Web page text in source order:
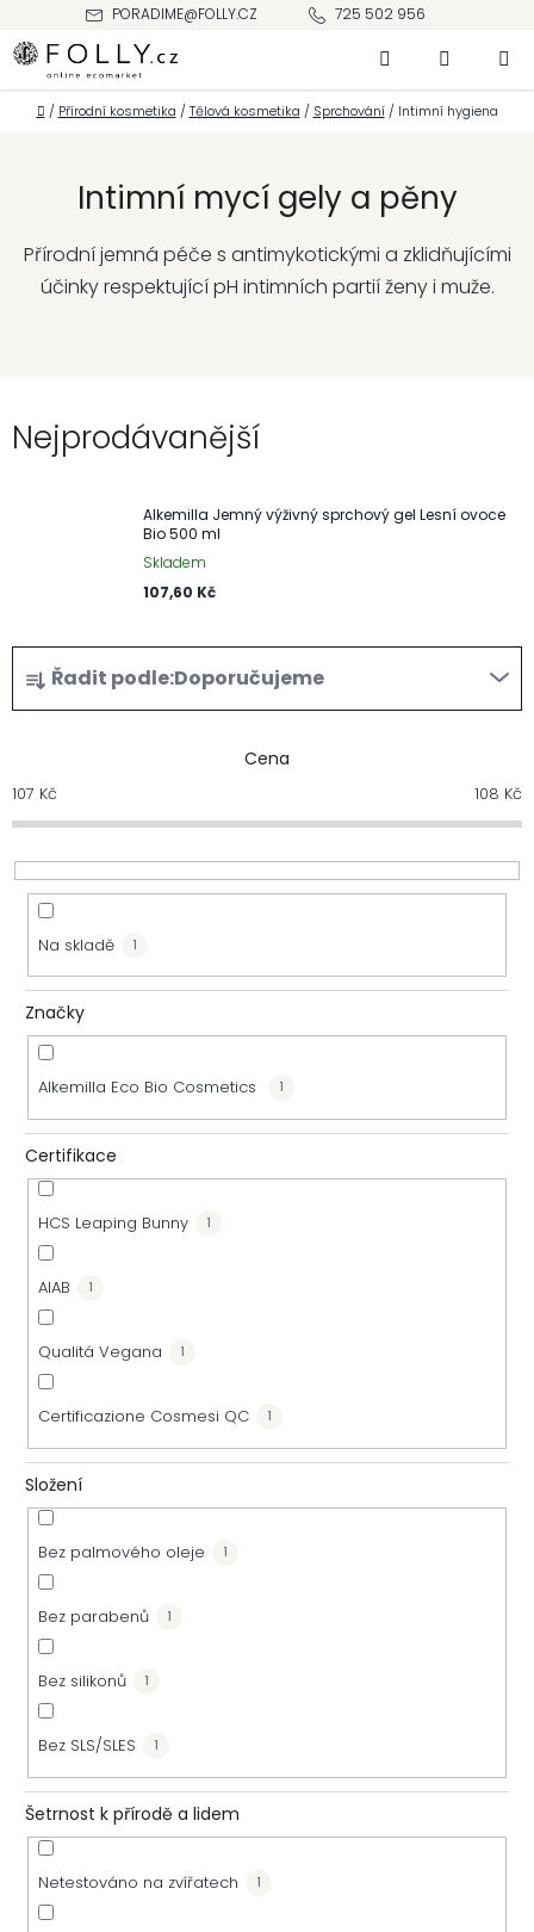
obsah
PORADIME@FOLLY.CZ 725 502 956
Hledat NÁKUPNÍ
KOŠÍK
Domů
/ Přírodní kosmetika / Tělová kosmetika / Sprchování / Intimní hygiena
Intimní mycí gely a pěny
Přírodní jemná péče s antimykotickými a zklidňujícími
účinky respektující pH intimních partií ženy i muže.
Nejprodávanější
Alkemilla Jemný výživný sprchový gel Lesní ovoce
Bio 500 ml
Skladem
107,60 Kč
Ř
a
e
n
d
u
Řadit podle:Doporučujeme
Cena
107 Kč 108 Kč
Na skladě 1
Značky
Alkemilla Eco Bio Cosmetics 1
Certifikace
HCS Leaping Bunny 1
AIAB 1
Qualitá Vegana 1
Certificazione Cosmesi QC 1
Složení
Bez palmového oleje 1
Bez parabenů 1
Bez silikonů 1
Bez SLS/SLES 1
Šetrnost k přírodě a lidem
Netestováno na zvířatech 1